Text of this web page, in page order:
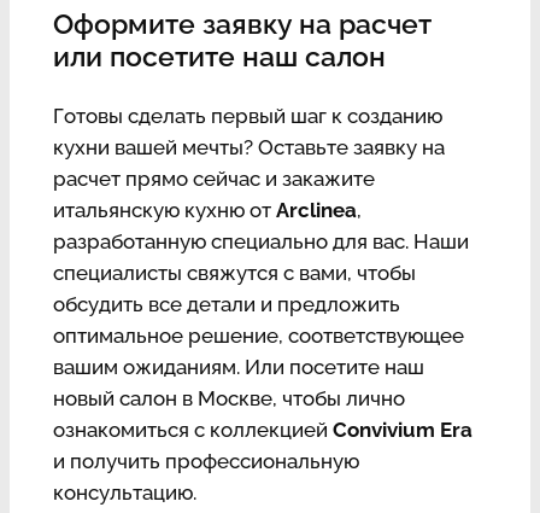
Оформите заявку на расчет
или посетите наш салон
Готовы сделать первый шаг к созданию
кухни вашей мечты? Оставьте заявку на
расчет прямо сейчас и закажите
итальянскую кухню от Arclinea,
разработанную специально для вас. Наши
специалисты свяжутся с вами, чтобы
обсудить все детали и предложить
оптимальное решение, соответствующее
вашим ожиданиям. Или посетите наш
новый салон в Москве, чтобы лично
ознакомиться с коллекцией Convivium Era
и получить профессиональную
консультацию.